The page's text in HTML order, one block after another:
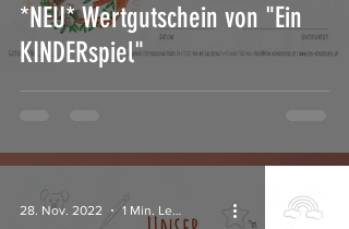
*NEU* Wertgutschein von "Ein
KINDERspiel"
28. Nov. 2022 1 Min. Lesezeit